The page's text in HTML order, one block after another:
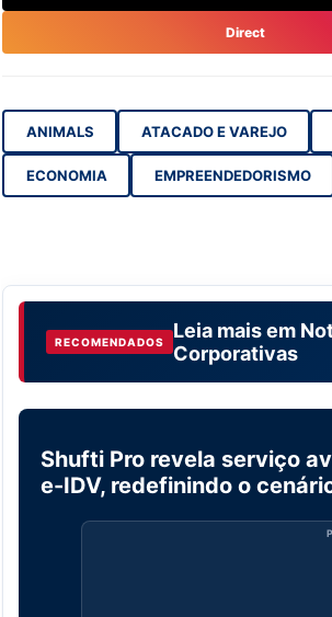
Direct
ANIMALS ATACADO E VAREJO
ECONOMIA EMPREENDEDORISMO
RECOMENDADOS Leia mais em
Corporativas
NOTÍCIAS CORPORATIVAS
Shufti Pro revela serviço
e-IDV, redefinindo o